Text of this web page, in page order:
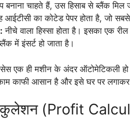
बनाना चाहते हैं, उस हिसाब से ब्लैंक
का कोटेड पेपर होता है, जो सबसे
नीचे वाला हिस्सा होता है। इसका एक
में इंसर्ट हो जाता है।
एक ही मशीन के अंदर ऑटोमेटिकली
काफी आसान है और इसे घर पर
(Profit